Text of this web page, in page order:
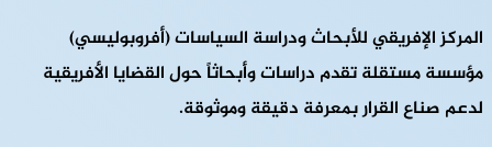
المركز الإفريقي للأبحاث ودراسة السياسات (أفروبوليسي)
مؤسسة مستقلة تقدم دراسات وأبحاثاً حول القضايا الأفريقية
لدعم صناع القرار بمعرفة دقيقة وموثوقة.